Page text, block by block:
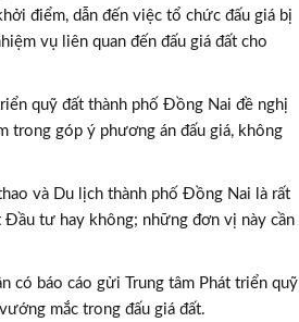
điểm, dẫn đến việc tổ chức đấu giá bị
vụ liên quan đến đấu giá đất cho
quỹ đất thành phố Đồng Nai đề nghị
trong góp ý phương án đấu giá, không
và Du lịch thành phố Đồng Nai là rất
tư hay không; những đơn vị này cần
có báo cáo gửi Trung tâm Phát triển quỹ
mắc trong đấu giá đất.